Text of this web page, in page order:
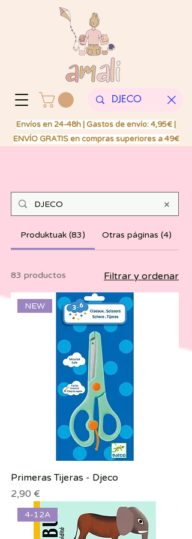
Envíos en 24-48h | Gastos de envío: 4,95€ |
ENVÍO GRATIS en compras superiores a 49€
Produktuak (83) Otras páginas (4)
83 productos Filtrar y ordenar
NEW
Primeras Tijeras - Djeco
Precio
2,90 €
4-12A